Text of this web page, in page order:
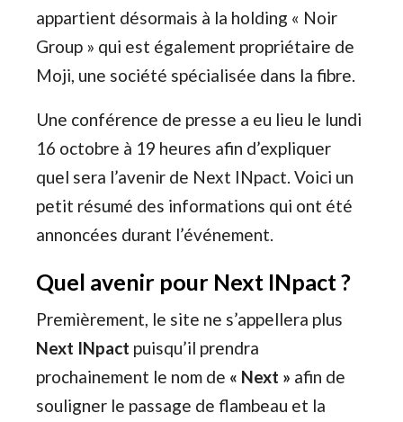
appartient désormais à la holding « Noir
Group » qui est également propriétaire de
Moji, une société spécialisée dans la fibre.
Une conférence de presse a eu lieu le lundi
16 octobre à 19 heures afin d’expliquer
quel sera l’avenir de Next INpact. Voici un
petit résumé des informations qui ont été
annoncées durant l’événement.
Quel avenir pour Next INpact ?
Premièrement, le site ne s’appellera plus
Next INpact puisqu’il prendra
prochainement le nom de « Next » afin de
souligner le passage de flambeau et la